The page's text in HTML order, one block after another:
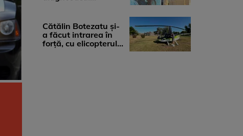
...
Cătălin Botezatu și-
a făcut intrarea în
forță, cu elicopterul,